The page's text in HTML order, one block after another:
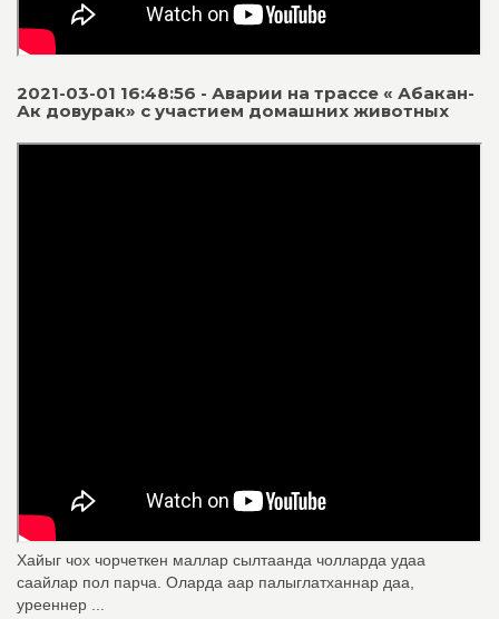
2021-03-01 16:48:56 - Аварии на трассе « Абакан-
Ак довурак» с участием домашних животных
Хайыг чох чорчеткен маллар сылтаанда чолларда удаа
саайлар пол парча. Оларда аар палыглатханнар даа,
урееннер ...